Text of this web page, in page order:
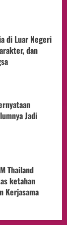
Jadi
Thailand
ketahan
Pusat
Nikah bagi